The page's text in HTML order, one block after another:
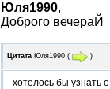
Юля1990,
Доброго вечераЙ
Цитата Юля1990 ( )
хотелось бы узнать